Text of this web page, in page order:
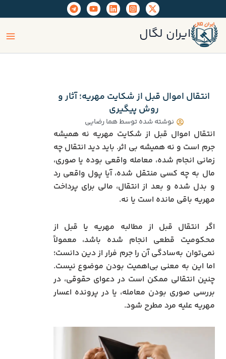
به
محتوا
ایران لگال
انتقال اموال قبل از شکایت مهریه؛ آثار و
روش پیگیری
نوشته شده توسطهما رضایی
انتقال اموال قبل از شکایت مهریه نه همیشه
جرم است و نه همیشه بی‌ اثر. باید دید انتقال چه
زمانی انجام شده، معامله واقعی بوده یا صوری،
مال به چه کسی منتقل شده، آیا پول واقعی رد
و بدل شده و بعد از انتقال، مالی برای پرداخت
مهریه باقی مانده است یا نه.
اگر انتقال قبل از مطالبه مهریه یا قبل از
محکومیت قطعی انجام شده باشد، معمولاً
نمی‌توان به‌سادگی آن را جرم فرار از دین دانست؛
اما این به معنی بی‌اهمیت بودن موضوع نیست.
چنین انتقالی ممکن است در دعوای حقوقی، در
بررسی صوری بودن معامله، یا در پرونده اعسار
مهریه علیه مرد مطرح شود.